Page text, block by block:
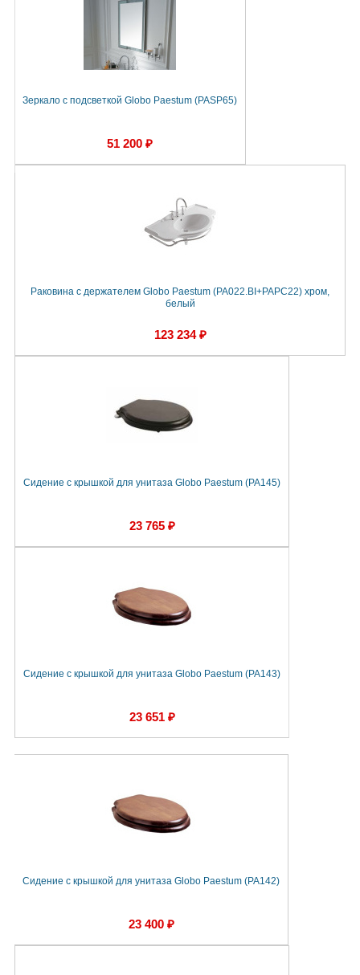
Зеркало с подсветкой Globo Paestum (PASP65)
51 200 ₽
Раковина с держателем Globo Paestum (PA022.BI+PAPC22) хром,
белый
123 234 ₽
Сидение с крышкой для унитаза Globo Paestum (PA145)
23 765 ₽
Сидение с крышкой для унитаза Globo Paestum (PA143)
23 651 ₽
Сидение с крышкой для унитаза Globo Paestum (PA142)
23 400 ₽